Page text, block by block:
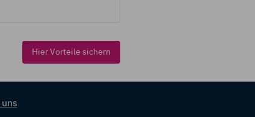
Hier Vorteile sichern
uns